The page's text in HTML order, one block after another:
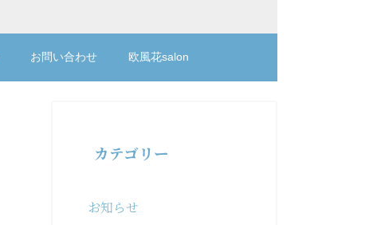
お問い合わせ 欧風花salon
カテゴリー
お知らせ